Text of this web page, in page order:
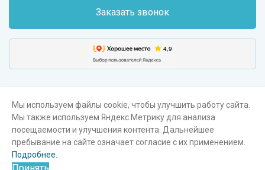
Заказать звонок
Поиск Карта сайта
Пользовательское соглашение
© Фирммейкер®, 2003-2026. Все права защищены
Мы используем файлы cookie, чтобы улучшить работу сайта.
Мы также используем Яндекс.Метрику для анализа
посещаемости и улучшения контента. Дальнейшее
пребывание на сайте означает согласие с их применением.
Подробнее.